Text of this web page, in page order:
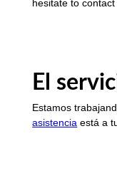
hesitate to
El
Estamos
asistencia está a